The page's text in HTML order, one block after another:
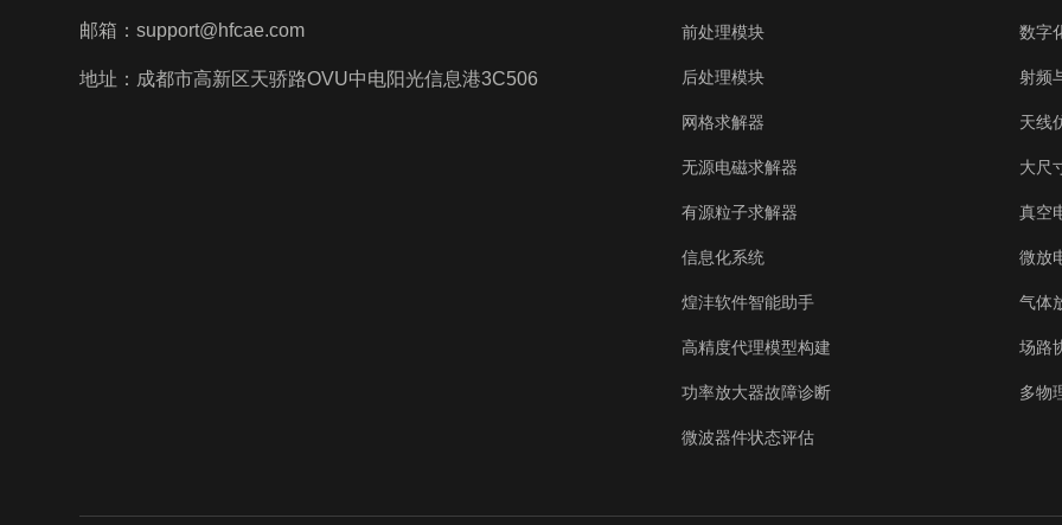
邮箱：support@hfcae.com
地址：成都市高新区天骄路OVU中电阳光信息港3C506
前处理模块
后处理模块
网格求解器
无源电磁求解器
有源粒子求解器
信息化系统
煌沣软件智能助手
高精度代理模型构建
功率放大器故障诊断
微波器件状态评估
数字
射频
天线
大尺
真空
微放
气体
场路
多物